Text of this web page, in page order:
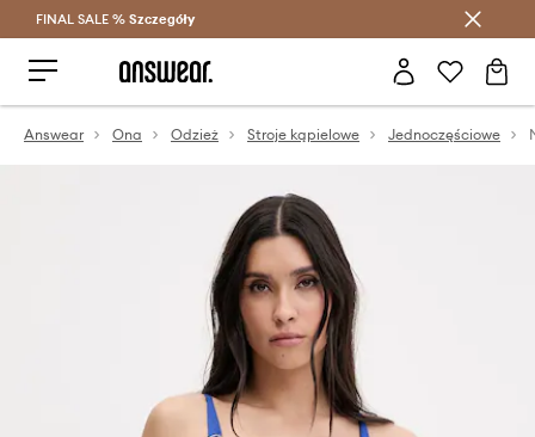
Oszczędzaj z Answear Club >
FINAL SALE % Szczegóły
Answear Ona Odzież Stroje kąpielowe Jednoczęściowe